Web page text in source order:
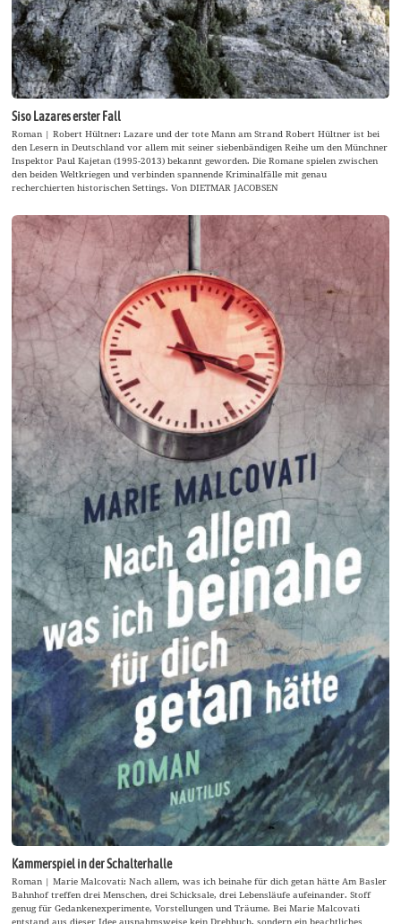
Siso Lazares erster Fall
Roman | Robert Hültner: Lazare und der tote Mann am Strand Robert Hültner ist bei
den Lesern in Deutschland vor allem mit seiner siebenbändigen Reihe um den Münchner
Inspektor Paul Kajetan (1995-2013) bekannt geworden. Die Romane spielen zwischen
den beiden Weltkriegen und verbinden spannende Kriminalfälle mit genau
recherchierten historischen Settings. Von DIETMAR JACOBSEN
Kammerspiel in der Schalterhalle
Roman | Marie Malcovati: Nach allem, was ich beinahe für dich getan hätte Am Basler
Bahnhof treffen drei Menschen, drei Schicksale, drei Lebensläufe aufeinander. Stoff
genug für Gedankenexperimente, Vorstellungen und Träume. Bei Marie Malcovati
entstand aus dieser Idee ausnahmsweise kein Drehbuch, sondern ein beachtliches